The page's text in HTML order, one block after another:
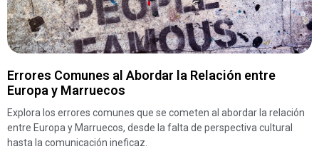
Errores Comunes al Abordar la Relación entre
Europa y Marruecos
Explora los errores comunes que se cometen al abordar la relación
entre Europa y Marruecos, desde la falta de perspectiva cultural
hasta la comunicación ineficaz.